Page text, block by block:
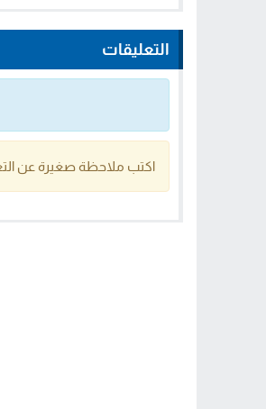
التعليقات
اكتب ملاحظة صغيرة عن